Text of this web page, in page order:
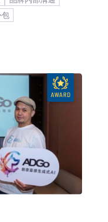
包